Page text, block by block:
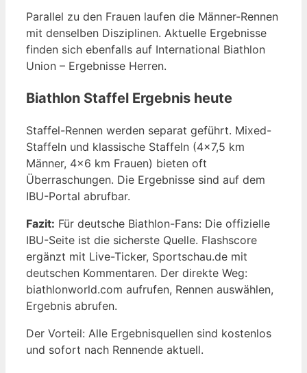
Parallel zu den Frauen laufen die Männer-Rennen
mit denselben Disziplinen. Aktuelle Ergebnisse
finden sich ebenfalls auf International Biathlon
Union – Ergebnisse Herren.
Biathlon Staffel Ergebnis heute
Staffel-Rennen werden separat geführt. Mixed-
Staffeln und klassische Staffeln (4×7,5 km
Männer, 4×6 km Frauen) bieten oft
Überraschungen. Die Ergebnisse sind auf dem
IBU-Portal abrufbar.
Fazit: Für deutsche Biathlon-Fans: Die offizielle
IBU-Seite ist die sicherste Quelle. Flashscore
ergänzt mit Live-Ticker, Sportschau.de mit
deutschen Kommentaren. Der direkte Weg:
biathlonworld.com aufrufen, Rennen auswählen,
Ergebnis abrufen.
Der Vorteil: Alle Ergebnisquellen sind kostenlos
und sofort nach Rennende aktuell.